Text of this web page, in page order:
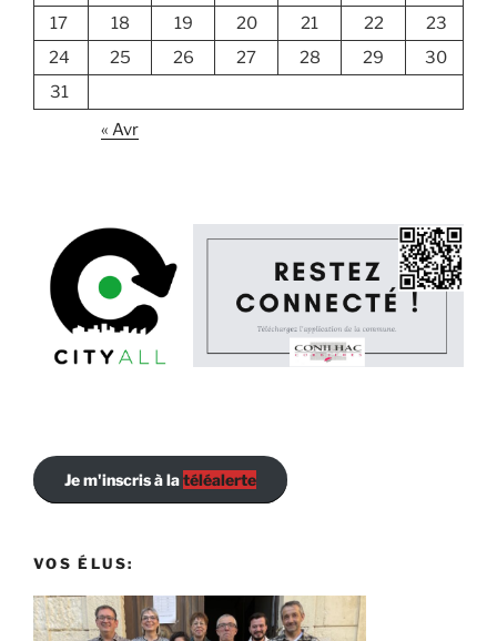
17
18 19 20 21 22
23
24
25 26 27 28 29
30
31
« Avr
Je m'inscris à latéléalerte
VOS ÉLUS: